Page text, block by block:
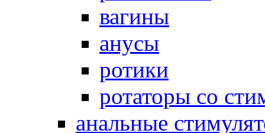
вагины
анусы
ротики
ротаторы со
анальные